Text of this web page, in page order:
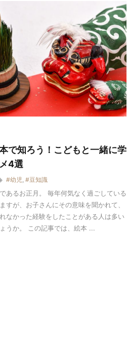
で知ろう！こどもと一緒に学
4選
#幼児, #豆知識
あるお正月。 毎年何気なく過ごしている
すが、お子さんにその意味を聞かれて、
なかった経験をしたことがある人は多い
うか。 この記事では、絵本 ...